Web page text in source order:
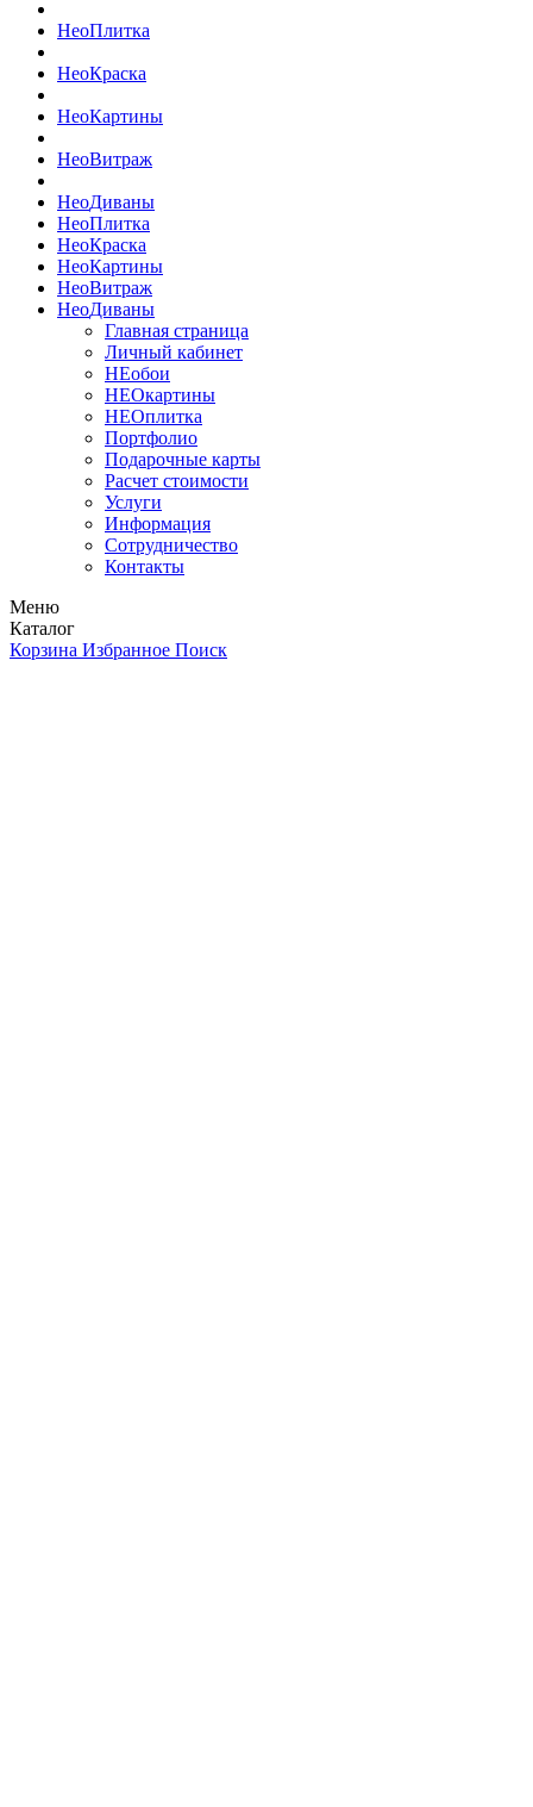
НеоПлитка
НеоКраска
НеоКартины
НеоВитраж
НеоДиваны
НеоПлитка
НеоКраска
НеоКартины
НеоВитраж
НеоДиваны
Главная страница
Личный кабинет
НЕобои
НЕОкартины
НЕОплитка
Портфолио
Подарочные карты
Расчет стоимости
Услуги
Информация
Сотрудничество
Контакты
Меню
Каталог
Корзина Избранное Поиск